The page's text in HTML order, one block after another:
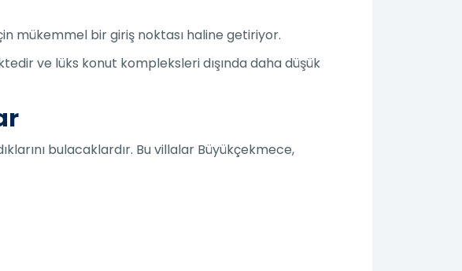
mükemmel bir giriş noktası haline getiriyor.
ve lüks konut kompleksleri dışında daha düşük
bulacaklardır. Bu villalar Büyükçekmece,